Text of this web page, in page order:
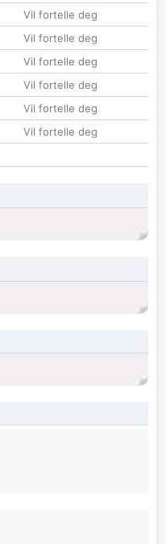
Vil fortelle deg
Vil fortelle deg
Vil fortelle deg
Vil fortelle deg
Vil fortelle deg
Vil fortelle deg